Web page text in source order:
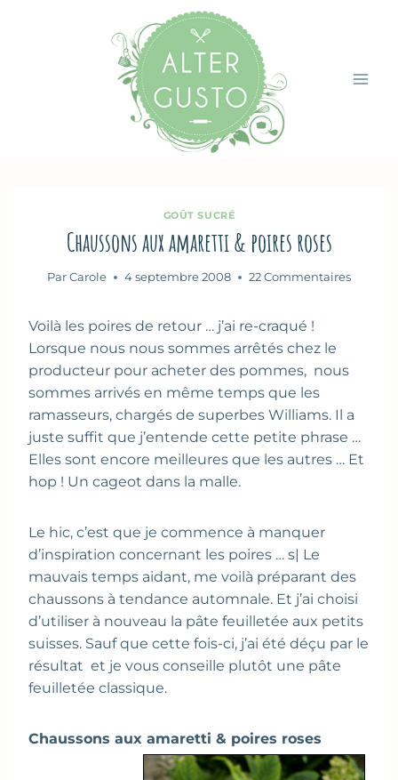
GOÛT SUCRÉ
Chaussons aux amaretti & poires roses
Par Carole 4 septembre 2008 22 Commentaires
Voilà les poires de retour … j’ai re-craqué !
Lorsque nous nous sommes arrêtés chez le
producteur pour acheter des pommes, nous
sommes arrivés en même temps que les
ramasseurs, chargés de superbes Williams. Il a
juste suffit que j’entende cette petite phrase …
Elles sont encore meilleures que les autres … Et
hop ! Un cageot dans la malle.
Le hic, c’est que je commence à manquer
d’inspiration concernant les poires … s| Le
mauvais temps aidant, me voilà préparant des
chaussons à tendance automnale. Et j’ai choisi
d’utiliser à nouveau la pâte feuilletée aux petits
suisses. Sauf que cette fois-ci, j’ai été déçu par le
résultat et je vous conseille plutôt une pâte
feuilletée classique.
Chaussons aux amaretti & poires roses